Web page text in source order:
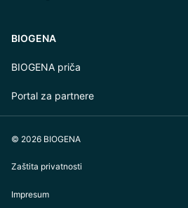
BIOGENA
BIOGENA priča
Portal za partnere
© 2026 BIOGENA
Zaštita privatnosti
Impresum